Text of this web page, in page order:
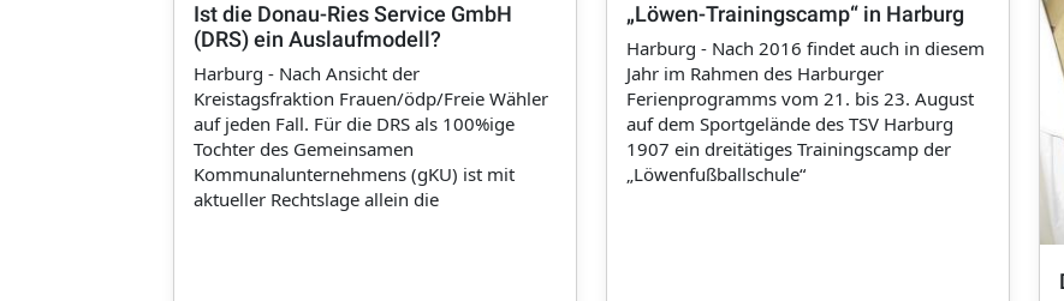
Ist die Donau-Ries Service GmbH
(DRS) ein Auslaufmodell?
Harburg - Nach Ansicht der
Kreistagsfraktion Frauen/ödp/Freie Wähler
auf jeden Fall. Für die DRS als 100%ige
Tochter des Gemeinsamen
Kommunalunternehmens (gKU) ist mit
aktueller Rechtslage allein die
„Löwen-Trainingscamp“ in Harburg
Harburg - Nach 2016 findet auch in diesem
Jahr im Rahmen des Harburger
Ferienprogramms vom 21. bis 23. August
auf dem Sportgelände des TSV Harburg
1907 ein dreitätiges Trainingscamp der
„Löwenfußballschule“